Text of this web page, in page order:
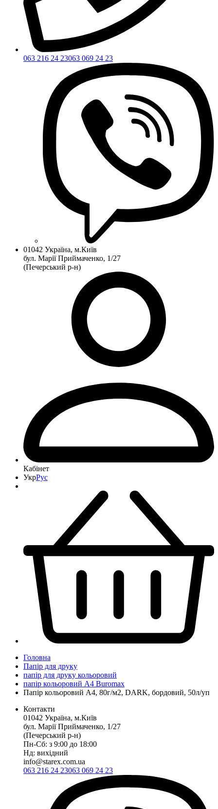
063 216 24 23063 069 24 23
01042 Україна, м.Київ
бул. Марії Приймаченко, 1/27
(Печерський р-н)
Кабінет
УкрРус
Головна
Папір для друку
папір для друку кольоровий
папір кольоровий А4 Buromax
Папір кольоровий А4, 80г/м2, DARK, бордовий, 50л/уп
Контакти
01042 Україна, м.Київ
бул. Марії Приймаченко, 1/27
(Печерський р-н)
Пн-Сб: з 9:00 до 18:00
Нд: вихідний
info@starex.com.ua
063 216 24 23063 069 24 23